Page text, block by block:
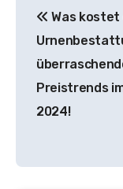
Was kostet
Preistrends
2024!